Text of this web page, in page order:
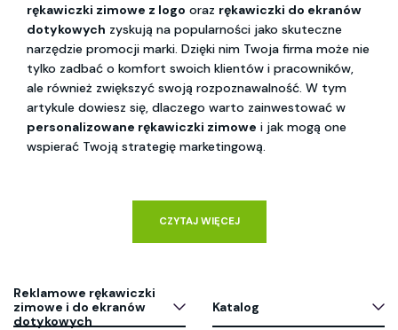
rękawiczki zimowe z logo oraz rękawiczki do ekranów
dotykowych zyskują na popularności jako skuteczne
narzędzie promocji marki. Dzięki nim Twoja firma może nie
tylko zadbać o komfort swoich klientów i pracowników,
ale również zwiększyć swoją rozpoznawalność. W tym
artykule dowiesz się, dlaczego warto zainwestować w
personalizowane rękawiczki zimowe i jak mogą one
wspierać Twoją strategię marketingową.
CZYTAJ WIĘCEJ
Reklamowe rękawiczki
zimowe i do ekranów
dotykowych
Katalog